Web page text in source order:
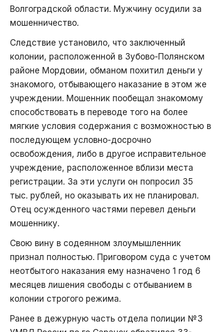
Волгоградской области. Мужчину осудили за
мошенничество.
Следствие установило, что заключенный
колонии, расположенной в Зубово-Полянском
районе Мордовии, обманом похитил деньги у
знакомого, отбывающего наказание в этом же
учреждении. Мошенник пообещал знакомому
способствовать в переводе того на более
мягкие условия содержания с возможностью в
последующем условно-досрочно
освобождения, либо в другое исправительное
учреждение, расположенное вблизи места
регистрации. За эти услуги он попросил 35
тыс. рублей, но оказывать их не планировал.
Отец осужденного частями перевел деньги
мошеннику.
Свою вину в содеянном злоумышленник
признал полностью. Приговором суда с учетом
неотбытого наказания ему назначено 1 год 6
месяцев лишения свободы с отбыванием в
колонии строгого режима.
Ранее в дежурную часть отдела полиции №3